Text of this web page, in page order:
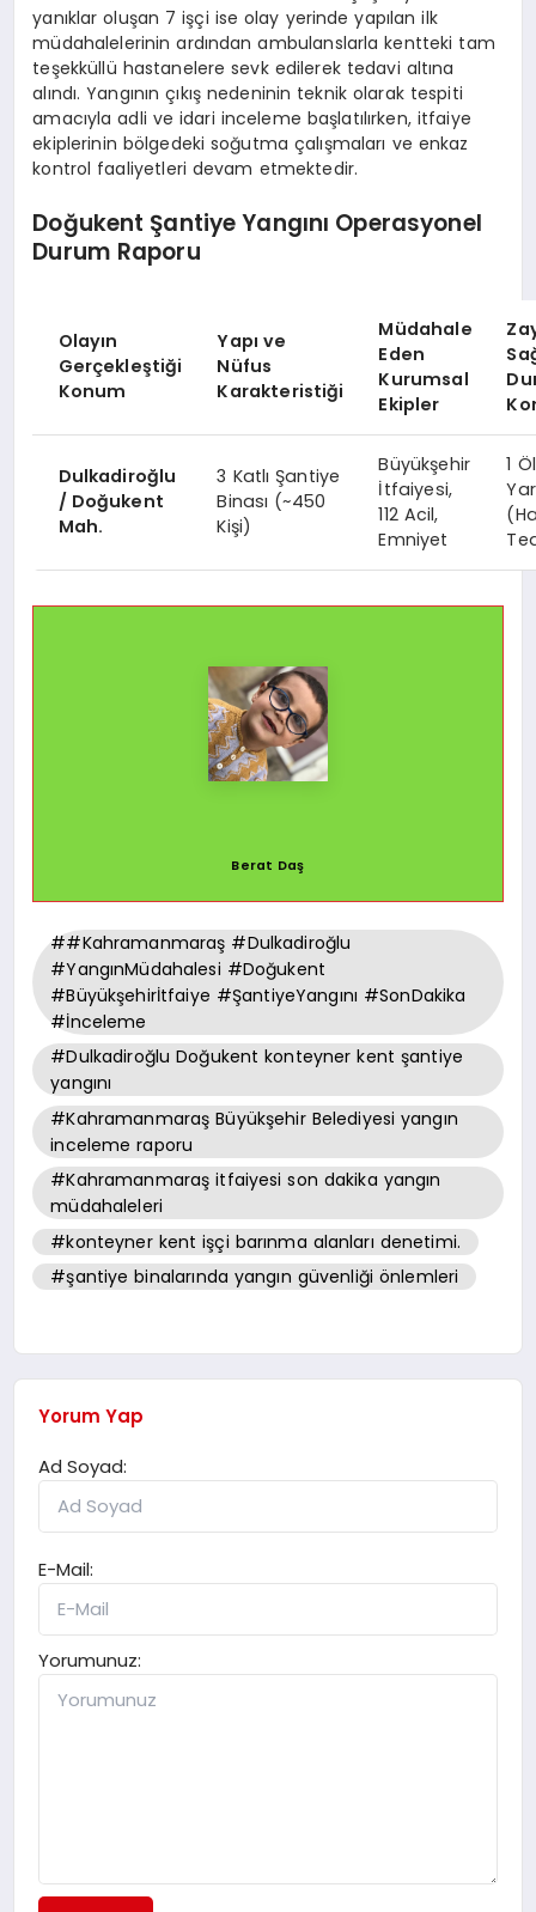
yanıklar oluşan 7 işçi ise olay yerinde yapılan ilk
müdahalelerinin ardından ambulanslarla kentteki tam
teşekküllü hastanelere sevk edilerek tedavi altına
alındı. Yangının çıkış nedeninin teknik olarak tespiti
amacıyla adli ve idari inceleme başlatılırken, itfaiye
ekiplerinin bölgedeki soğutma çalışmaları ve enkaz
kontrol faaliyetleri devam etmektedir.
Doğukent Şantiye Yangını Operasyonel
Durum Raporu
Olayın
Gerçekleştiği
Konum
Yapı ve
Nüfus
Karakteristiği
Müdahale
Eden
Kurumsal
Ekipler
Dulkadiroğlu
/ Doğukent
Mah.
3 Katlı Şantiye
Binası (~450
Kişi)
Büyükşehir
İtfaiyesi,
112 Acil,
Emniyet
1
Berat Daş
##Kahramanmaraş #Dulkadiroğlu
#YangınMüdahalesi #Doğukent
#Büyükşehirİtfaiye #ŞantiyeYangını #SonDakika
#İnceleme
#Dulkadiroğlu Doğukent konteyner kent şantiye
yangını
#Kahramanmaraş Büyükşehir Belediyesi yangın
inceleme raporu
#Kahramanmaraş itfaiyesi son dakika yangın
müdahaleleri
#konteyner kent işçi barınma alanları denetimi.
#şantiye binalarında yangın güvenliği önlemleri
Yorum Yap
Ad Soyad:
E-Mail:
Yorumunuz: